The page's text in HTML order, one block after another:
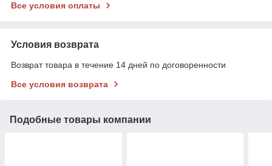
Все условия оплаты
Условия возврата
Возврат товара в течение 14 дней по договоренности
Все условия возврата
Подобные товары компании